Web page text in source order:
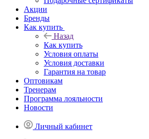
Акции
Бренды
Как купить
Назад
Как купить
Условия оплаты
Условия доставки
Гарантия на товар
Оптовикам
Тренерам
Программа лояльности
Новости
Личный кабинет